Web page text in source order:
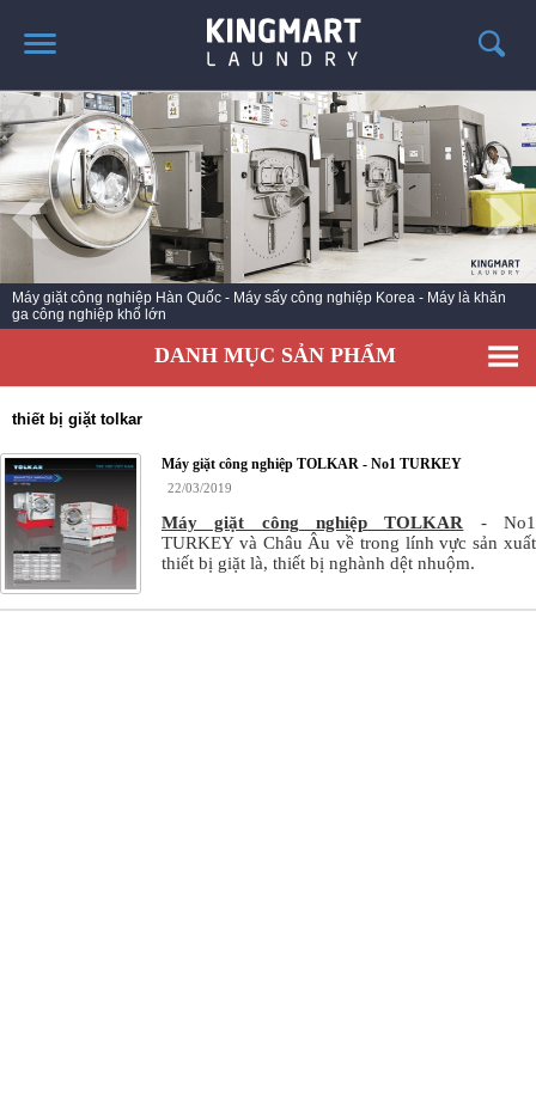
TRANG CHỦ
GIỚI THIỆU
SẢN PHẨM
TIN TỨC GIẶT LÀ
CÔNG TRÌNH TRIỂN KHAI
LIÊN HỆ
Máy giặt công nghiệp Hàn Quốc - Máy sấy công nghiệp Korea - Máy là khăn
ga công nghiệp khổ lớn
DANH MỤC SẢN PHẨM
thiết bị giặt tolkar
Máy giặt công nghiệp TOLKAR - No1 TURKEY
22/03/2019
Máy giặt công nghiệp TOLKAR - No1
TURKEY và Châu Âu về trong lính vực sản xuất
thiết bị giặt là, thiết bị nghành dệt nhuộm.